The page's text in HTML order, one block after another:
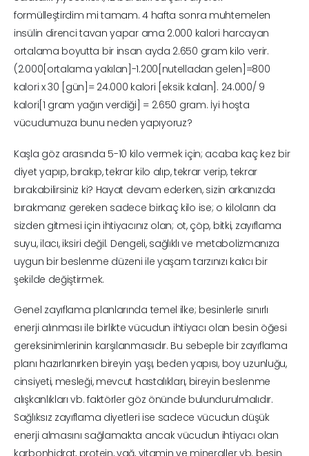
formülleştirdim mi tamam. 4 hafta sonra muhtemelen
insülin direnci tavan yapar ama 2.000 kalori harcayan
ortalama boyutta bir insan ayda 2.650 gram kilo verir.
(2.000[ortalama yakılan]-1.200[nutelladan gelen]=800
kalori x 30 [gün]= 24.000 kalori [eksik kalan]. 24.000/ 9
kalori[1 gram yağın verdiği] = 2.650 gram. İyi hoşta
vücudumuza bunu neden yapıyoruz?
Kaşla göz arasında 5-10 kilo vermek için; acaba kaç kez bir
diyet yapıp, bırakıp, tekrar kilo alıp, tekrar verip, tekrar
bırakabilirsiniz ki? Hayat devam ederken, sizin arkanızda
bırakmanız gereken sadece birkaç kilo ise; o kiloların da
sizden gitmesi için ihtiyacınız olan; ot, çöp, bitki, zayıflama
suyu, ilacı, iksiri değil. Dengeli, sağlıklı ve metabolizmanıza
uygun bir beslenme düzeni ile yaşam tarzınızı kalıcı bir
şekilde değiştirmek.
Genel zayıflama planlarında temel ilke; besinlerle sınırlı
enerji alınması ile birlikte vücudun ihtiyacı olan besin öğesi
gereksinimlerinin karşılanmasıdır. Bu sebeple bir zayıflama
planı hazırlanırken bireyin yaşı, beden yapısı, boy uzunluğu,
cinsiyeti, mesleği, mevcut hastalıkları, bireyin beslenme
alışkanlıkları vb. faktörler göz önünde bulundurulmalıdır.
Sağlıksız zayıflama diyetleri ise sadece vücudun düşük
enerji almasını sağlamakta ancak vücudun ihtiyacı olan